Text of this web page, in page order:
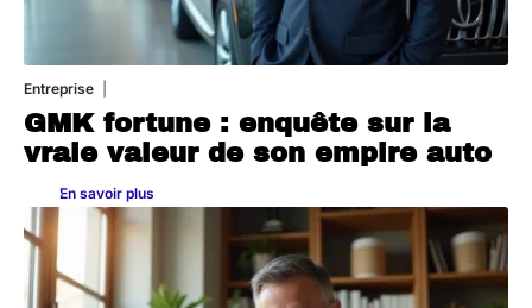
Entreprise
GMK fortune : enquête sur la
vraie valeur de son empire auto
En savoir plus